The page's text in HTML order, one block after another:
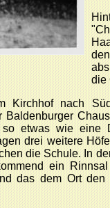
die
Kirchhof nach
Baldenburger
etwas wie eine
drei weitere
die Schule. In
ein
das dem Ort den